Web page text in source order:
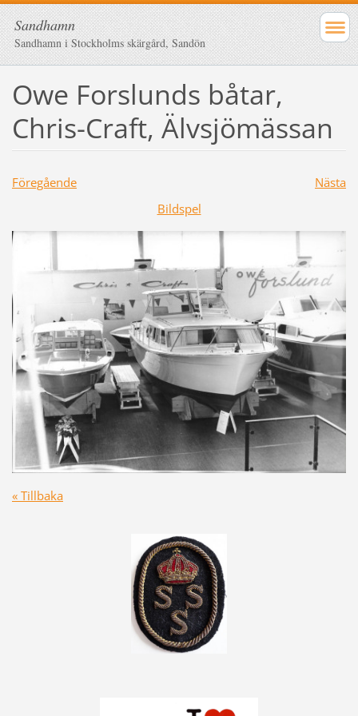
Sandhamn
Sandhamn i Stockholms skärgård, Sandön
Owe Forslunds båtar,
Chris-Craft, Älvsjömässan
Föregående
Nästa
Bildspel
« Tillbaka